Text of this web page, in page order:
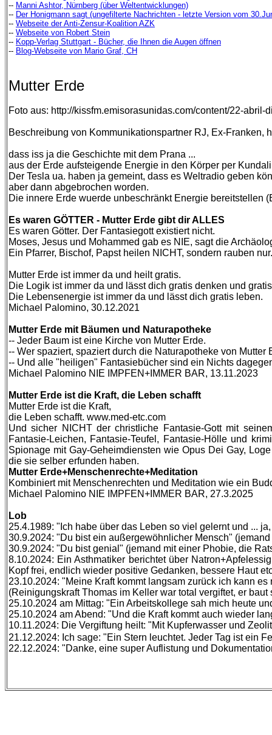
-- Manni Ashtor, Nürnberg (über Weltentwicklungen)
-- Der Honigmann sagt (ungefilterte Nachrichten - letzte Version vom
-- Webseite der Anti-Zensur-Koalition AZK
-- Webseite von Robert Stein
-- Kopp-Verlag Stuttgart - Bücher, die Ihnen die Augen öffnen
-- Blog-Webseite von Mario Graf, CH
Mutter Erde
Foto aus: http://kissfm.emisorasunidas.com/content/22-abril-
Beschreibung von Kommunikationspartner RJ, Ex-Franken,
dass iss ja die Geschichte mit dem Prana ...
aus der Erde aufsteigende Energie in den Körper per
Der Tesla ua. haben ja gemeint, dass es Weltradio geben
aber dann abgebrochen worden.
Die innere Erde wuerde unbeschränkt Energie bereitstellen
Es waren GÖTTER - Mutter Erde gibt dir ALLES
Es waren Götter. Der Fantasiegott existiert nicht.
Moses, Jesus und Mohammed gab es NIE, sagt die
Ein Pfarrer, Bischof, Papst heilen NICHT, sondern rauben
Mutter Erde ist immer da und heilt gratis.
Die Logik ist immer da und lässt dich gratis denken und
Die Lebensenergie ist immer da und lässt dich gratis leben.
Michael Palomino, 30.12.2021
Mutter Erde mit Bäumen und Naturapotheke
-- Jeder Baum ist eine Kirche von Mutter Erde.
-- Wer spaziert, spaziert durch die Naturapotheke von Mutter
-- Und alle "heiligen" Fantasiebücher sind ein Nichts
Michael Palomino NIE IMPFEN+IMMER BAR, 13.11.2023
Mutter Erde ist die Kraft, die Leben schafft
Mutter Erde ist die Kraft,
die Leben schafft. www.med-etc.com
Und sicher NICHT der christliche Fantasie-Gott mit
Fantasie-Leichen, Fantasie-Teufel, Fantasie-Hölle und
Spionage mit Gay-Geheimdiensten wie Opus Dei Gay,
die sie selber erfunden haben.
Mutter Erde+Menschenrechte+Meditation
​​​​​​​Kombiniert mit Menschenrechten und Meditation wie ein
Michael Palomino NIE IMPFEN+IMMER BAR, 27.3.2025
Lob
25.4.1989: "Ich habe über das Leben so viel gelernt und ...
30.9.2024: "Du bist ein außergewöhnlicher Mensch"
30.9.2024: "Du bist genial" (jemand mit einer Phobie, die
8.10.2024: Ein Asthmatiker berichtet über
Kopf frei, endlich wieder positive Gedanken, bessere Haut
23.10.2024: "Meine Kraft kommt langsam zurück ich kann
(Reinigungskraft Thomas im Keller war total vergiftet, er
25.10.2024 am Mittag: "Ein Arbeitskollege sah mich heute
25.10.2024 am Abend: "Und die Kraft kommt auch wieder
10.11.2024: Die Vergiftung heilt: "Mit Kupferwasser und
21.12.2024: Ich sage: "Ein Stern leuchtet. Jeder Tag ist ein
22.12.2024: "Danke, eine super Auflistung und